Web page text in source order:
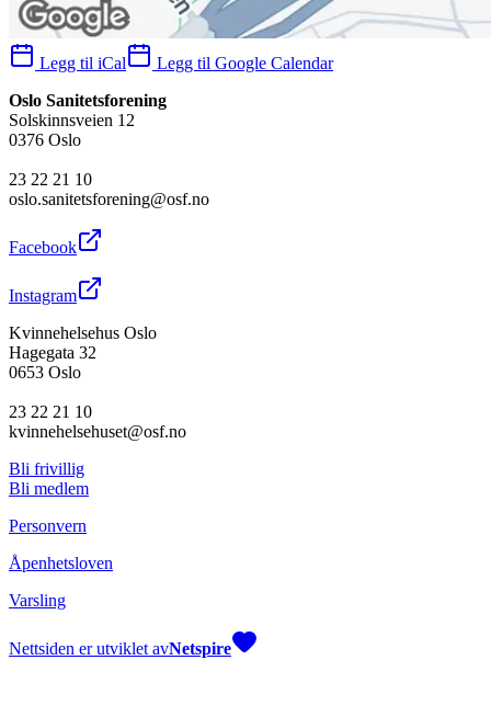
Legg til iCal
Legg til Google Calendar
Oslo Sanitetsforening
Solskinnsveien 12
0376 Oslo
23 22 21 10
oslo.sanitetsforening@osf.no
Facebook
Instagram
Kvinnehelsehus Oslo
Hagegata 32
0653 Oslo
23 22 21 10
kvinnehelsehuset@osf.no
Bli frivillig
Bli medlem
Personvern
Åpenhetsloven
Varsling
Nettsiden er utviklet avNetspire